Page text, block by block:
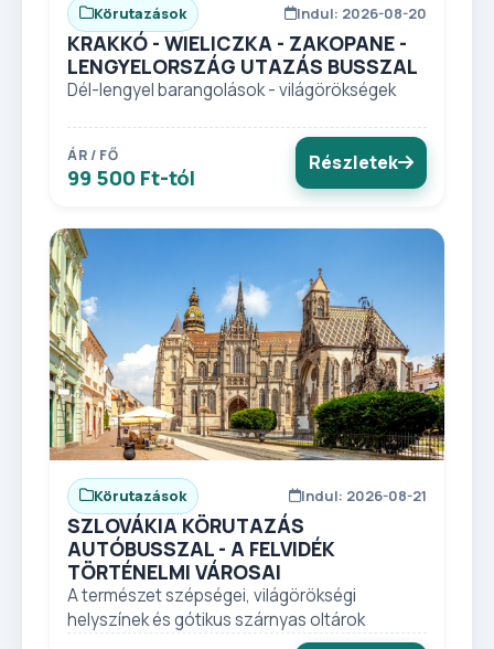
Körutazások Indul: 2026-08-20
KRAKKÓ - WIELICZKA - ZAKOPANE -
LENGYELORSZÁG UTAZÁS BUSSZAL
Dél-lengyel barangolások - világörökségek
ÁR / FŐ
99 500 Ft-tól
Részletek
Körutazások Indul: 2026-08-21
SZLOVÁKIA KÖRUTAZÁS
AUTÓBUSSZAL - A FELVIDÉK
TÖRTÉNELMI VÁROSAI
A természet szépségei, világörökségi
helyszínek és gótikus szárnyas oltárok